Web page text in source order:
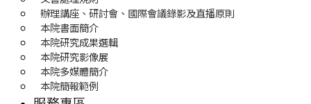
辦理講座、研討會、國際會議錄影及直播原則
本院書面簡介
本院研究成果選輯
本院研究影像展
本院多媒體簡介
本院簡報範例